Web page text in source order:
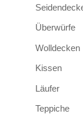
Überwürfe
Wolldecken
Kissen
Läufer
Teppiche